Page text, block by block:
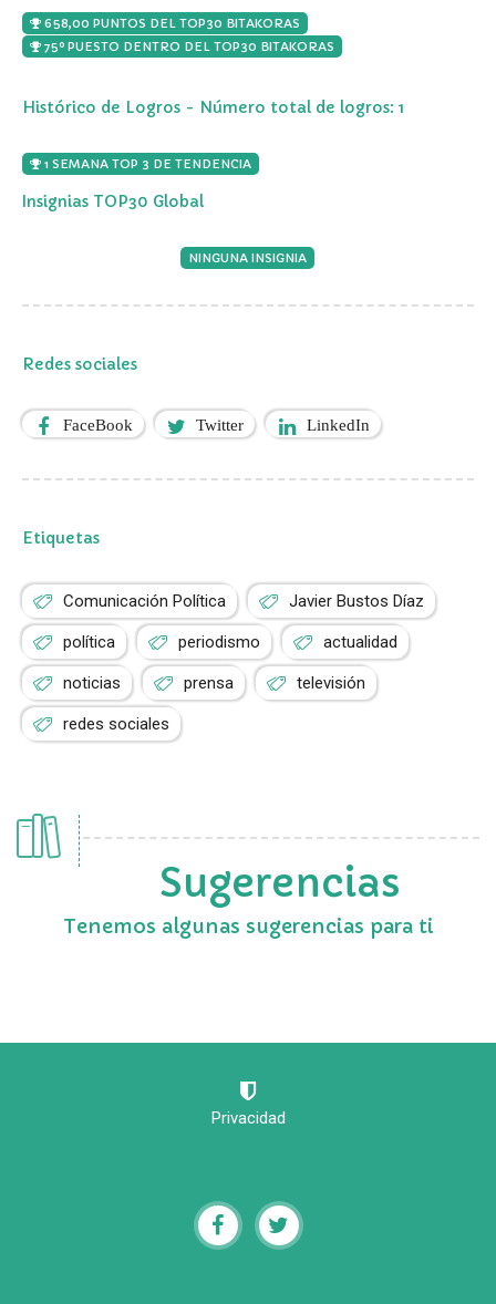
658,00 PUNTOS DEL TOP30 BITAKORAS
75º PUESTO DENTRO DEL TOP30 BITAKORAS
Histórico de Logros - Número total de logros: 1
1 SEMANA TOP 3 DE TENDENCIA
Insignias TOP30 Global
NINGUNA INSIGNIA
Redes sociales
FaceBook Twitter LinkedIn
Etiquetas
Comunicación Política Javier Bustos Díaz
política periodismo actualidad
noticias prensa televisión
redes sociales
Sugerencias
Tenemos algunas sugerencias para ti
Privacidad